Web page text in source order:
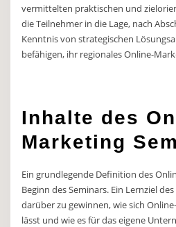
vermittelten praktischen und
die Teilnehmer in die Lage, nach
Kenntnis von strategischen
befähigen, ihr regionales Online-
Inhalte des
Marketing
Ein grundlegende Definition des
Beginn des Seminars. Ein Lernziel
darüber zu gewinnen, wie sich
lässt und wie es für das eigene